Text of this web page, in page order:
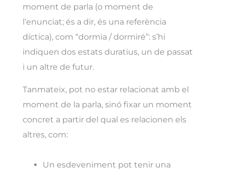
moment de parla (o moment de
l’enunciat; és a dir, és una referència
díctica), com “dormia / dormiré”: s’hi
indiquen dos estats duratius, un de passat
i un altre de futur.
Tanmateix, pot no estar relacionat amb el
moment de la parla, sinó fixar un moment
concret a partir del qual es relacionen els
altres, com:
Un esdeveniment pot tenir una